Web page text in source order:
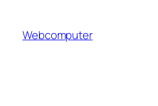
innehåll
Webcomputer